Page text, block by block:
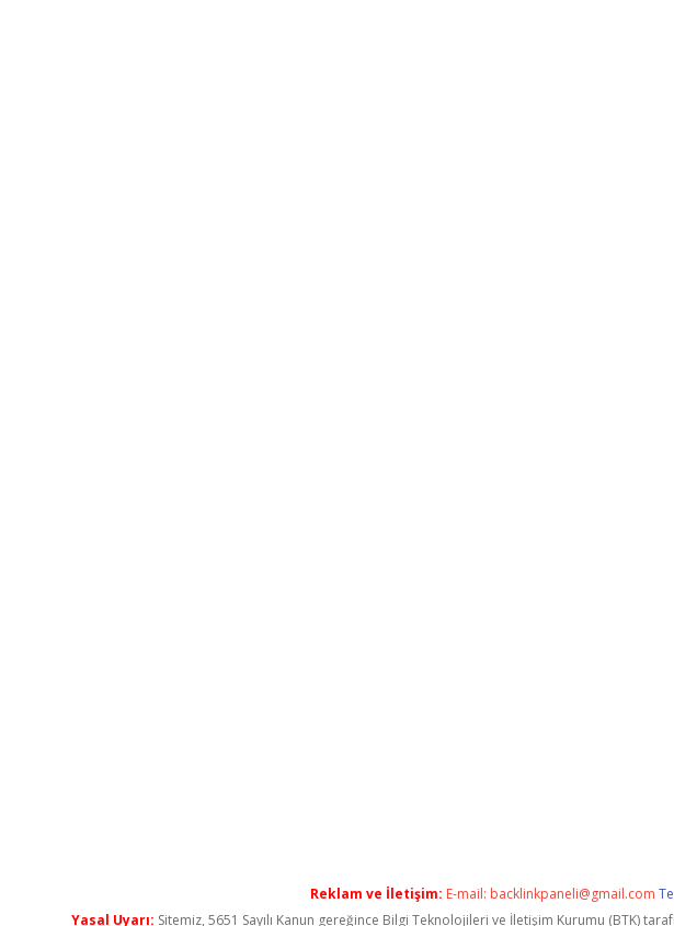
Reklam ve İletişim: E-mail: backlinkpaneli@gmail.com
Yasal Uyarı: Sitemiz, 5651 Sayılı Kanun gereğince Bilgi Teknolojileri ve İletişim Kurumu (BTK)